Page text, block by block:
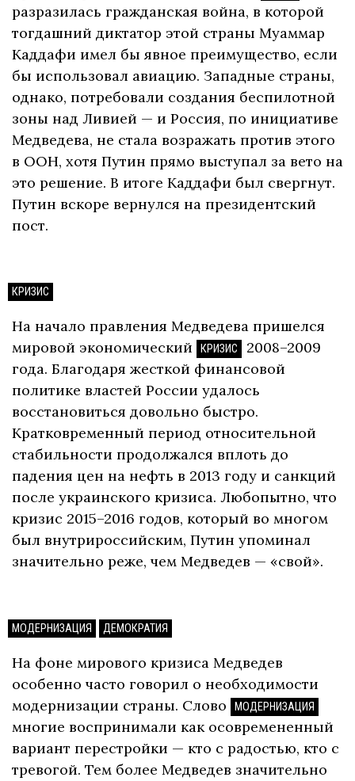
разразилась гражданская война, в которой
тогдашний диктатор этой страны Муаммар
Каддафи имел бы явное преимущество, если
бы использовал авиацию. Западные страны,
однако, потребовали создания беспилотной
зоны над Ливией — и Россия, по инициативе
Медведева, не стала возражать против этого
в ООН, хотя Путин прямо выступал за вето на
это решение. В итоге Каддафи был свергнут.
Путин вскоре вернулся на президентский
пост.
КРИЗИС
На начало правления Медведева пришелся
мировой экономический
КРИЗИС
2008–2009
года. Благодаря жесткой финансовой
политике властей России удалось
восстановиться довольно быстро.
Кратковременный период относительной
стабильности продолжался вплоть до
падения цен на нефть в 2013 году и санкций
после украинского кризиса. Любопытно, что
кризис 2015–2016 годов, который во многом
был внутрироссийским, Путин упоминал
значительно реже, чем Медведев — «свой».
МОДЕРНИЗАЦИЯ ДЕМОКРАТИЯ
На фоне мирового кризиса Медведев
особенно часто говорил о необходимости
модернизации страны. Слово
МОДЕРНИЗАЦИЯ
многие воспринимали как осовремененный
вариант перестройки — кто с радостью, кто с
тревогой. Тем более Медведев значительно